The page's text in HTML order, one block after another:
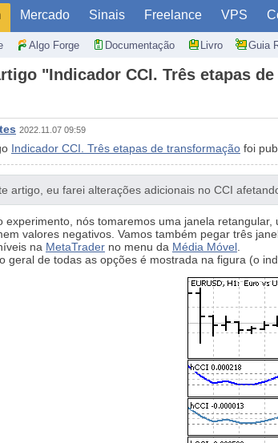
Mercado Sinais Freelance VPS
Algo Forge Documentação Livro Guia
"Indicador CCI. Três etapas
2022.11.07 09:59
Indicador CCI. Três etapas de transformação foi
artigo, eu farei alterações adicionais no CCI
experimento, nós tomaremos uma janela
valores negativos. Vamos também pegar três
na MetaTrader no menu da Média Móvel.
geral de todas as opções é mostrada na figura (o